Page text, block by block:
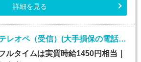
詳細を見る
コールセンター・テレオペ（受信）(大手損保の電話取次ぎ｜土日祝休み*契約社員)
ルタイムは実質時給1450円相当｜